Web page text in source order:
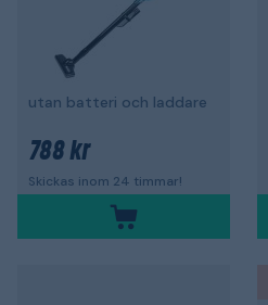
utan batteri och laddare
788 kr
Skickas inom 24 timmar!